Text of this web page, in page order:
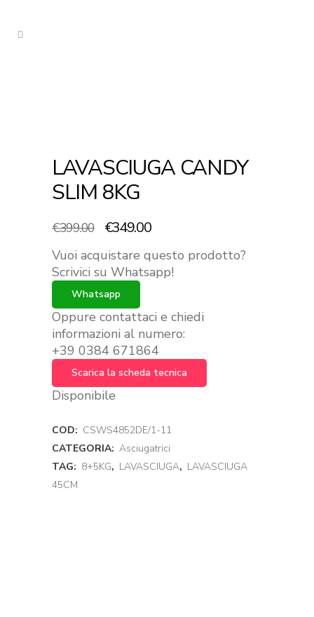
LAVASCIUGA CANDY
SLIM 8KG
€399.00
Il
originale
era:
€399.00.
€349.00Il
attuale
è:
Vuoi acquistare questo prodotto?
Scrivici su Whatsapp!
Whatsapp
Oppure contattaci e chiedi
informazioni al numero:
+39 0384 671864
Scarica la scheda tecnica
Disponibile
COD: CSWS4852DE/1-11
CATEGORIA: Asciugatrici
TAG: 8+5KG, LAVASCIUGA, LAVASCIUGA
45CM